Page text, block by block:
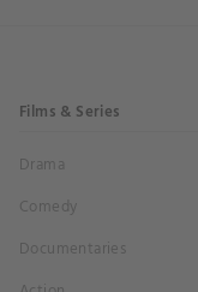
Films & Series
Drama
Comedy
Documentaries